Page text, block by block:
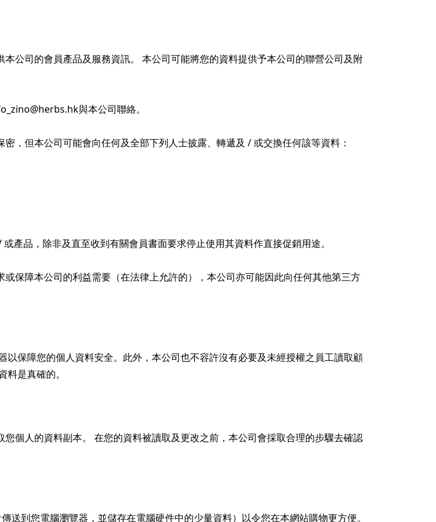
公司的會員產品及服務資訊。 本公司可能將您的資料提供予本公司的聯營公司及附
與本公司聯絡。
，但本公司可能會向任何及全部下列人士披露、轉遞及 / 或交換任何該等資料：
產品，除非及直至收到有關會員書面要求停止使用其資料作直接促銷用途。
保障本公司的利益需要（在法律上允許的），本公司亦可能因此向任何其他第三方
保障您的個人資料安全。此外，本公司也不容許沒有必要及未經授權之員工讀取顧
是真確的。
個人的資料副本。 在您的資料被讀取及更改之前，本公司會採取合理的步驟去確認
到您電腦瀏覽器，並儲存在電腦硬件中的少量資料）以令您在本網站購物更方便。